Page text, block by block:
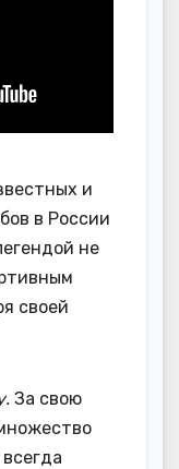
и
в России
не
своей
За свою